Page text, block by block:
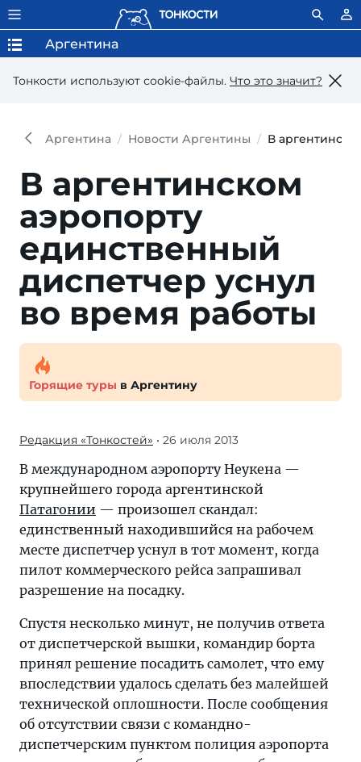
Тонкости используют сookie-файлы. Что это значит?
Аргентина
Аргентина Новости Аргентины В
В аргентинском
аэропорту
единственный
диспетчер уснул
во время работы
Горящие туры в Аргентину
Редакция «Тонкостей» • 26 июля 2013
В международном аэропорту Неукена —
крупнейшего города аргентинской
Патагонии — произошел скандал:
единственный находившийся на рабочем
месте диспетчер уснул в тот момент, когда
пилот коммерческого рейса запрашивал
разрешение на посадку.
Спустя несколько минут, не получив ответа
от диспетчерской вышки, командир борта
принял решение посадить самолет, что ему
впоследствии удалось сделать без малейшей
технической оплошности. После сообщения
об отсутствии связи с командно-
диспетчерским пунктом полиция аэропорта